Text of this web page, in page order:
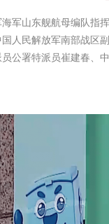
海军山东舰航母编队
人民解放军南部战区
公署特派员崔建春、